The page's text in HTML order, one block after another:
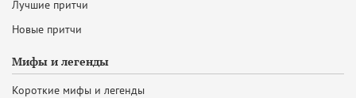
Лучшие притчи
Новые притчи
Мифы и легенды
Короткие мифы и легенды